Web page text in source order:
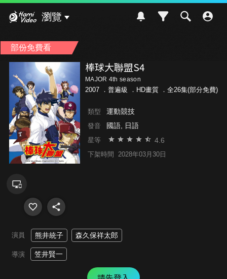
瀏覽
部份免費看
棒球大聯盟S4
MAJOR 4th season
2007 ． 普遍級 ．HD畫質 ．全26集(部分免費)
類型 運動競技
發音 國語, 日語
星等 4.6
下架時間 2028年03月30日
演員 熊井統子 森久保祥太郎
導演 笠井賢一